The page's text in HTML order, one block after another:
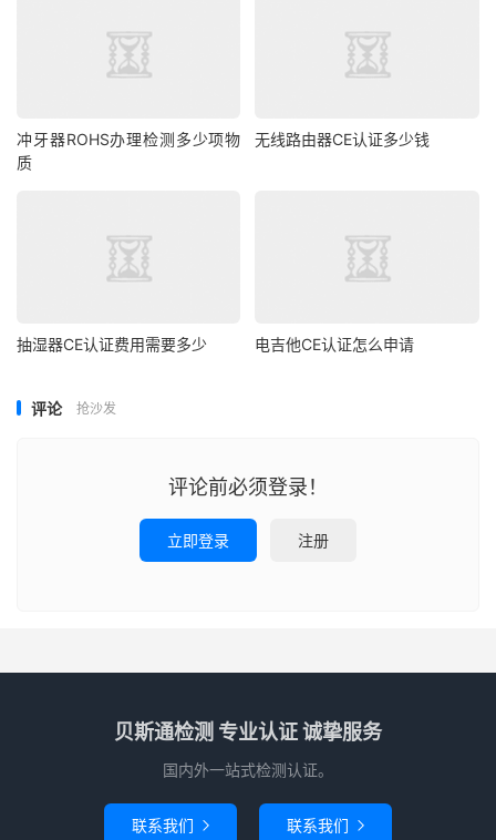
冲牙器ROHS办理检测多少项物
质
无线路由器CE认证多少钱
抽湿器CE认证费用需要多少 电吉他CE认证怎么申请
评论 抢沙发
评论前必须登录！
立即登录 注册
贝斯通检测 专业认证 诚挚服务
国内外一站式检测认证。
联系我们  联系我们 